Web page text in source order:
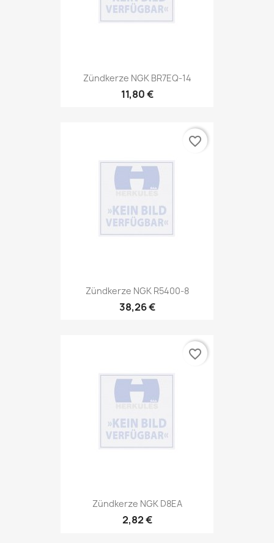
Zündkerze NGK BR7EQ-14
11,80 €
Zündkerze NGK R5400-8
38,26 €
favorite_border
Zündkerze NGK D8EA
2,82 €
favorite_border